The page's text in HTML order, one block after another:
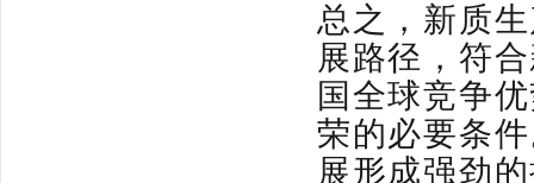
总之，新质
展路径，符
国全球竞争
荣的必要条
展形成强劲